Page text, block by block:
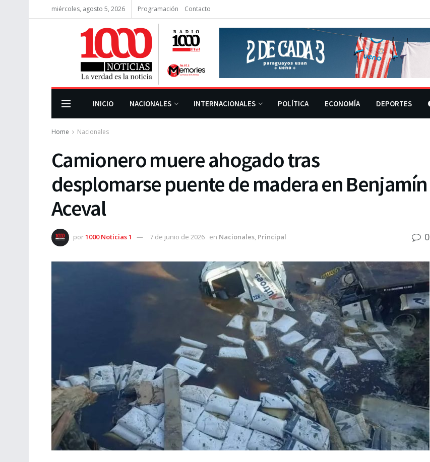
miércoles, agosto 5, 2026 Programación Contacto
INICIO NACIONALES INTERNACIONALES POLÍTICA ECONOMÍA DEPORTES
Home Nacionales
Camionero muere ahogado tras
desplomarse puente de madera en Benjamín
Aceval
por1000 Noticias 1 7 de junio de 2026 en Nacionales, Principal 0